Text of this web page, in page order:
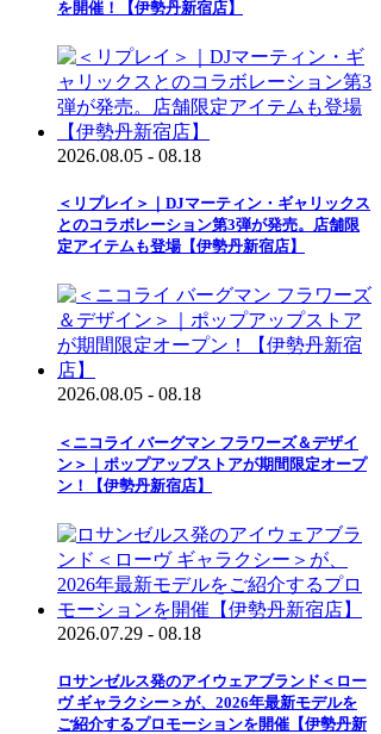
を開催！【伊勢丹新宿店】
2026.08.05 - 08.18
＜リプレイ＞｜DJマーティン・ギャリックス
とのコラボレーション第3弾が発売。店舗限
定アイテムも登場【伊勢丹新宿店】
2026.08.05 - 08.18
＜ニコライ バーグマン フラワーズ＆デザイ
ン＞｜ポップアップストアが期間限定オープ
ン！【伊勢丹新宿店】
2026.07.29 - 08.18
ロサンゼルス発のアイウェアブランド＜ロー
ヴ ギャラクシー＞が、2026年最新モデルを
ご紹介するプロモーションを開催【伊勢丹新